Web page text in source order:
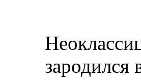
зародился